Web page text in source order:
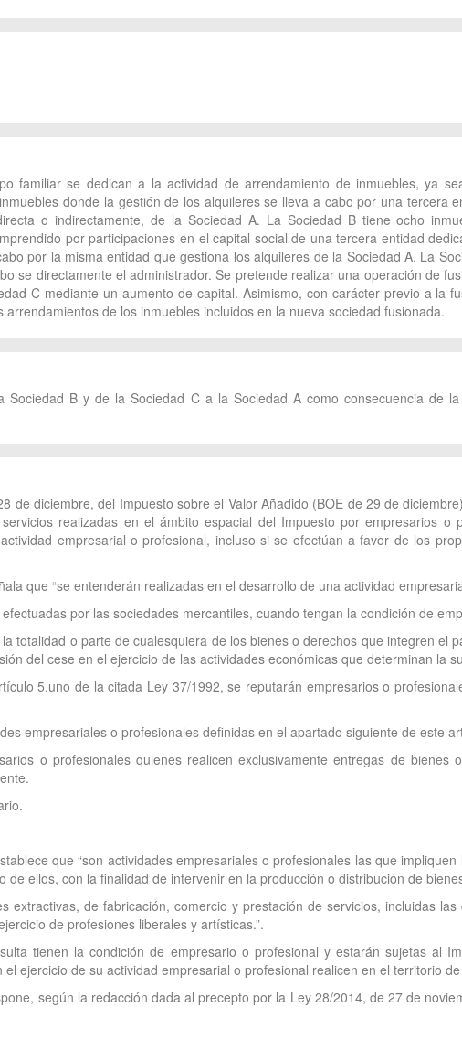
familiar se dedican a la actividad de arrendamiento de inmuebles, ya
donde la gestión de los alquileres se lleva a cabo por una tercera
o indirectamente, de la Sociedad A. La Sociedad B tiene ocho
por participaciones en el capital social de una tercera entidad
por la misma entidad que gestiona los alquileres de la Sociedad A. La
se directamente el administrador. Se pretende realizar una operación de
C mediante un aumento de capital. Asimismo, con carácter previo a la
de los inmuebles incluidos en la nueva sociedad fusionada.
Sociedad B y de la Sociedad C a la Sociedad A como consecuencia de
de diciembre, del Impuesto sobre el Valor Añadido (BOE de 29 de
realizadas en el ámbito espacial del Impuesto por empresarios o
empresarial o profesional, incluso si se efectúan a favor de los
que “se entenderán realizadas en el desarrollo de una actividad
por las sociedades mercantiles, cuando tengan la condición de
totalidad o parte de cualesquiera de los bienes o derechos que integren el
del cese en el ejercicio de las actividades económicas que determinan la
5.uno de la citada Ley 37/1992, se reputarán empresarios o
empresariales o profesionales definidas en el apartado siguiente de este
o profesionales quienes realicen exclusivamente entregas de bienes
que “son actividades empresariales o profesionales las que
ellos, con la finalidad de intervenir en la producción o distribución de
extractivas, de fabricación, comercio y prestación de servicios, incluidas
de profesiones liberales y artísticas.”.
tienen la condición de empresario o profesional y estarán sujetas al
ejercicio de su actividad empresarial o profesional realicen en el territorio
según la redacción dada al precepto por la Ley 28/2014, de 27 de